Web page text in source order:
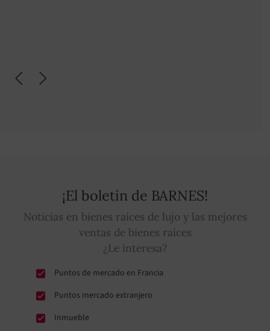
¡El boletín de BARNES!
Noticias en bienes raíces de lujo y las mejores
ventas de bienes raíces
¿Le interesa?
Puntos de mercado en Francia
Puntos mercado extranjero
Inmueble